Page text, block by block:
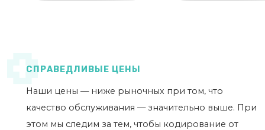
СПРАВЕДЛИВЫЕ ЦЕНЫ
Наши цены — ниже рыночных при том, что
качество обслуживания — значительно выше. При
этом мы следим за тем, чтобы кодирование от